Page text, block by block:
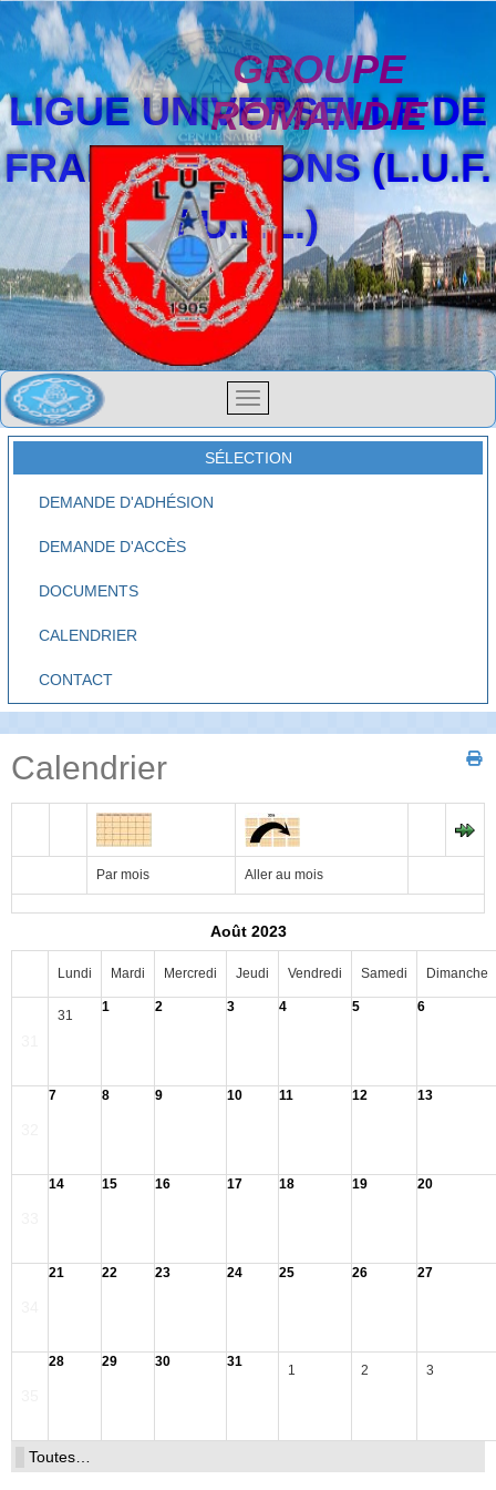
LIGUE UNIVERSELLE DE
FRANCS-MAÇONS (L.U.F.
/ U.F.L.)
GROUPE
ROMANDIE
SÉLECTION
DEMANDE D'ADHÉSION
DEMANDE D'ACCÈS
DOCUMENTS
CALENDRIER
CONTACT
Calendrier
Par mois Aller au mois
Août 2023
Lundi Mardi Mercredi Jeudi Vendredi Samedi Dimanche
31
1 2 3 4 5 6
7 8 9 10 11 12 13
14 15 16 17 18 19 20
21 22 23 24 25 26 27
28 29 30 31
1 2 3
Toutes…